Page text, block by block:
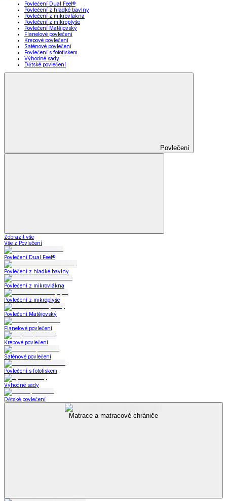
Povlečení Dual Feel®
Povlečení z hladké bavlny
Povlečení z mikrovlákna
Povlečení z mikroplyše
Povlečení Matějovský
Flanelové povlečení
Krepové povlečení
Saténové povlečení
Povlečení s fototiskem
Výhodné sady
Dětské povlečení
Povlečení
Zobrazit vše
Vše z Povlečení
Povlečení Dual Feel®
Povlečení z hladké bavlny
Povlečení z mikrovlákna
Povlečení z mikroplyše
Povlečení Matějovský
Flanelové povlečení
Krepové povlečení
Saténové povlečení
Povlečení s fototiskem
Výhodné sady
Dětské povlečení
Matrace a matracové chrániče